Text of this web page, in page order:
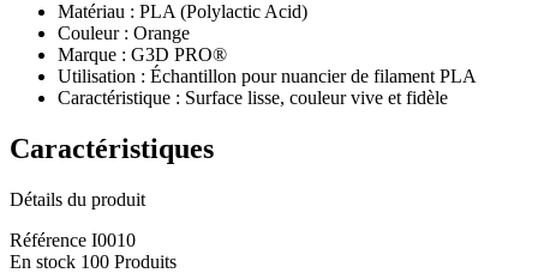
Matériau : PLA (Polylactic Acid)
Couleur : Orange
Marque : G3D PRO®
Utilisation : Échantillon pour nuancier de filament PLA
Caractéristique : Surface lisse, couleur vive et fidèle
Caractéristiques
Détails du produit
Référence I0010
En stock 100 Produits